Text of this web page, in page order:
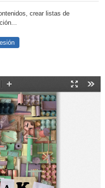
crear listas de